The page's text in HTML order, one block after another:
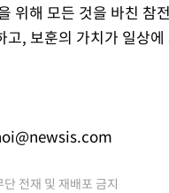
위해 모든 것을 바친
고, 보훈의 가치가 일상
전재 및 재배포 금지